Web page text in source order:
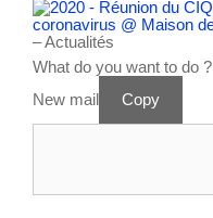
– Actualités
What do you want to do ?
New mail
Copy